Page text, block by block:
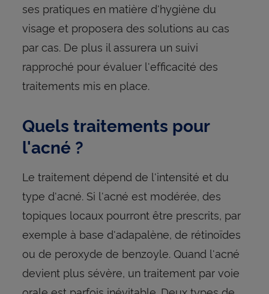
ses pratiques en matière d'hygiène du
visage et proposera des solutions au cas
par cas. De plus il assurera un suivi
rapproché pour évaluer l'efficacité des
traitements mis en place.
Quels traitements pour
l'acné ?
Le traitement dépend de l'intensité et du
type d'acné. Si l'acné est modérée, des
topiques locaux pourront être prescrits, par
exemple à base d'adapalène, de rétinoïdes
ou de peroxyde de benzoyle. Quand l'acné
devient plus sévère, un traitement par voie